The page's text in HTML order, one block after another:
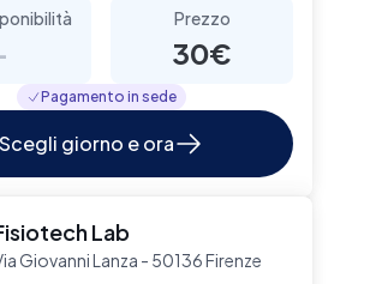
Prezzo
30€
Pagamento in sede
Scegli giorno e ora
Lab
Giovanni Lanza - 50136 Firenze